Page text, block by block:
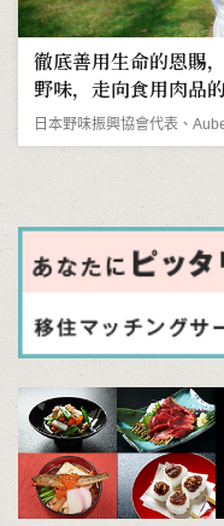
徹底善用生命的恩賜
野味，走向食用肉品